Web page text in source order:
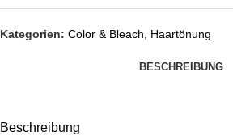
Kategorien: Color & Bleach Haartönung
BESCHREIBUNG
Beschreibung